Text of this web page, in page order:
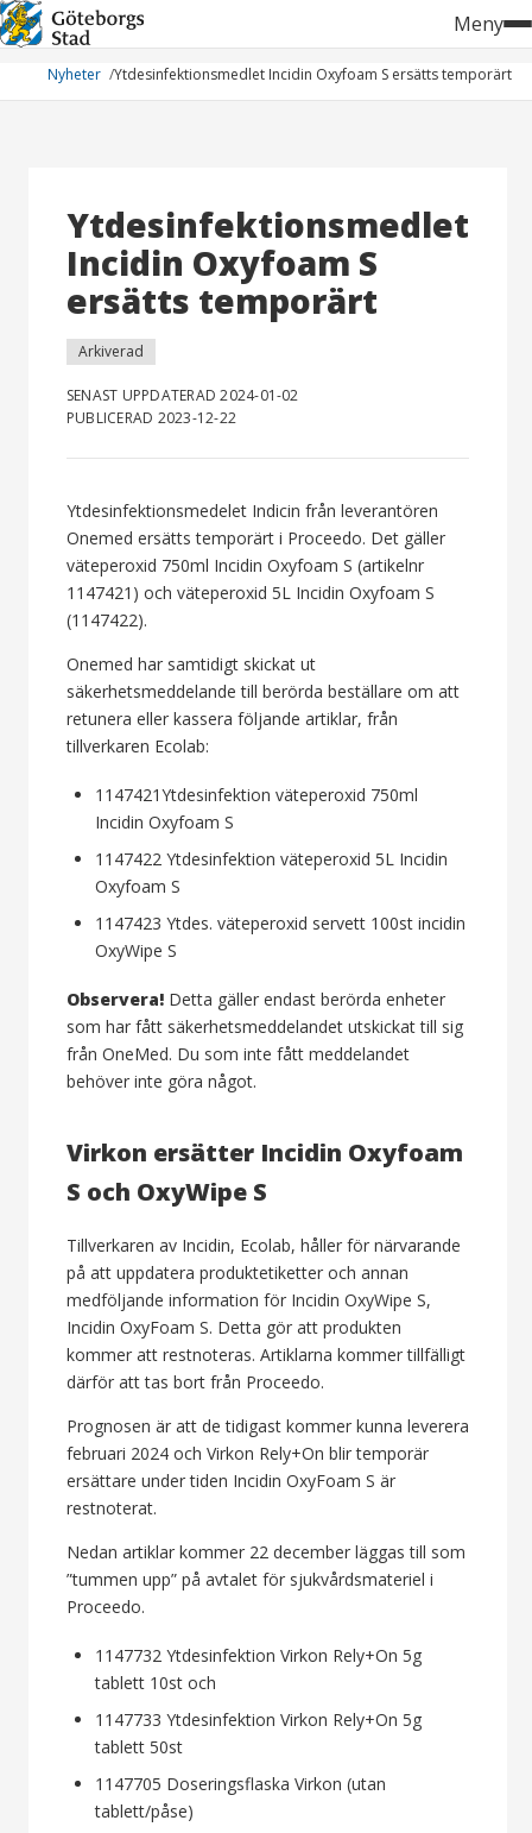
Hoppa
till
innehåll
Meny
Nyheter Ytdesinfektionsmedlet Incidin Oxyfoam S ersätts temporärt
Ytdesinfektionsmedlet
Incidin Oxyfoam S
ersätts temporärt
Arkiverad
SENAST UPPDATERAD 2024-01-02
PUBLICERAD 2023-12-22
Ytdesinfektionsmedelet Indicin från leverantören
Onemed ersätts temporärt i Proceedo. Det gäller
väteperoxid 750ml Incidin Oxyfoam S (artikelnr
1147421) och väteperoxid 5L Incidin Oxyfoam S
(1147422).
Onemed har samtidigt skickat ut
säkerhetsmeddelande till berörda beställare om att
retunera eller kassera följande artiklar, från
tillverkaren Ecolab:
1147421Ytdesinfektion väteperoxid 750ml
Incidin Oxyfoam S
1147422 Ytdesinfektion väteperoxid 5L Incidin
Oxyfoam S
1147423 Ytdes. väteperoxid servett 100st incidin
OxyWipe S
Observera! Detta gäller endast berörda enheter
som har fått säkerhetsmeddelandet utskickat till sig
från OneMed. Du som inte fått meddelandet
behöver inte göra något.
Virkon ersätter Incidin Oxyfoam
S och OxyWipe S
Tillverkaren av Incidin, Ecolab, håller för närvarande
på att uppdatera produktetiketter och annan
medföljande information för Incidin OxyWipe S,
Incidin OxyFoam S. Detta gör att produkten
kommer att restnoteras. Artiklarna kommer tillfälligt
därför att tas bort från Proceedo.
Prognosen är att de tidigast kommer kunna leverera
februari 2024 och Virkon Rely+On blir temporär
ersättare under tiden Incidin OxyFoam S är
restnoterat.
Nedan artiklar kommer 22 december läggas till som
”tummen upp” på avtalet för sjukvårdsmateriel i
Proceedo.
1147732 Ytdesinfektion Virkon Rely+On 5g
tablett 10st och
1147733 Ytdesinfektion Virkon Rely+On 5g
tablett 50st
1147705 Doseringsflaska Virkon (utan
tablett/påse)